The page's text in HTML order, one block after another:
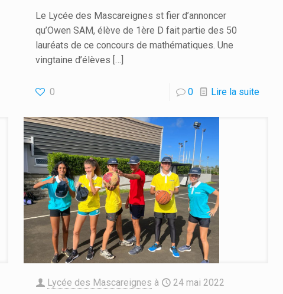
Le Lycée des Mascareignes st fier d’annoncer
qu’Owen SAM, élève de 1ère D fait partie des 50
lauréats de ce concours de mathématiques. Une
vingtaine d’élèves […]
0 0 Lire la suite
Lycée des Mascareignes à 24 mai 2022